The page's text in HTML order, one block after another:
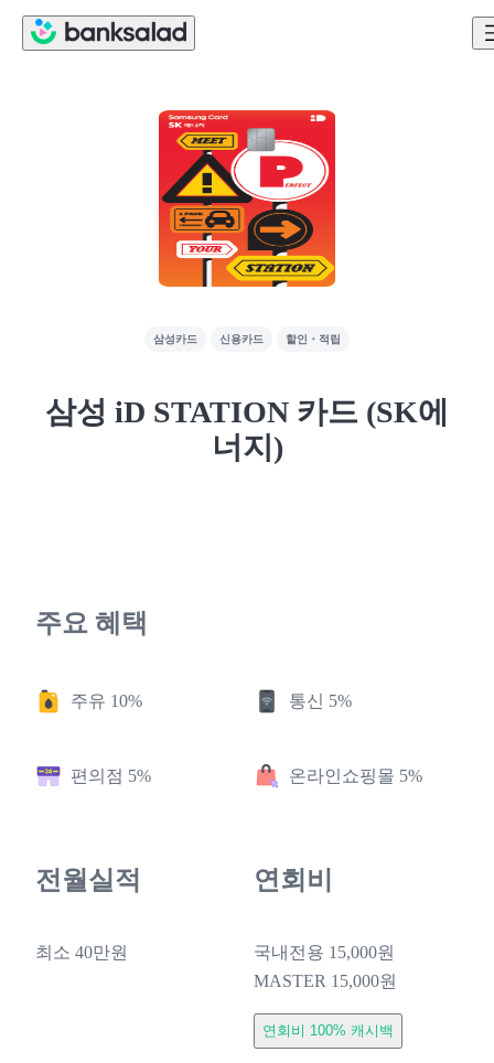
삼성카드 신용카드 할인・적립
삼성 iD STATION 카드 (SK에
너지)
주요 혜택
주유 10% 통신 5%
편의점 5% 온라인쇼핑몰 5%
전월실적
최소 40만원
연회비
국내전용 15,000원
MASTER 15,000원
연회비 100% 캐시백